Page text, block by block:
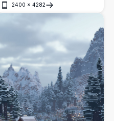
โครงสร้างไม้ โคมไฟที่เปล่งประกาย และการ
สะท้อนของน้ำใสเหมือนคริสตัล สร้างการผสม
2400 × 4282
เปิด